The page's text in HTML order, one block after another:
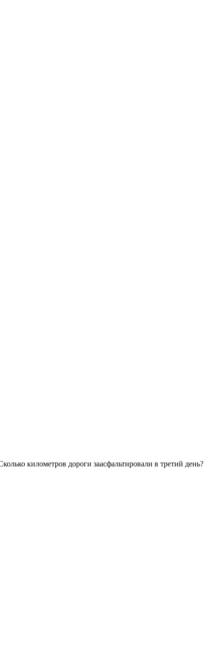
километров дороги заасфальтировали в третий день?